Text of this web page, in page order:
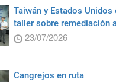
Taiwán y Estados Unidos
taller sobre remediación
23/07/2026
Cangrejos en ruta